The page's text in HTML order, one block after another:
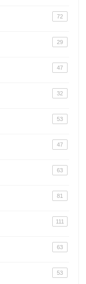
72
29
47
32
53
47
63
81
111
63
53